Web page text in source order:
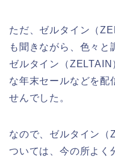
ただ、ゼルタイン（
も聞きながら、色々と
ゼルタイン（
な年末セールなどを配
せんでした。
なので、ゼルタイン（
ついては、今の所よく